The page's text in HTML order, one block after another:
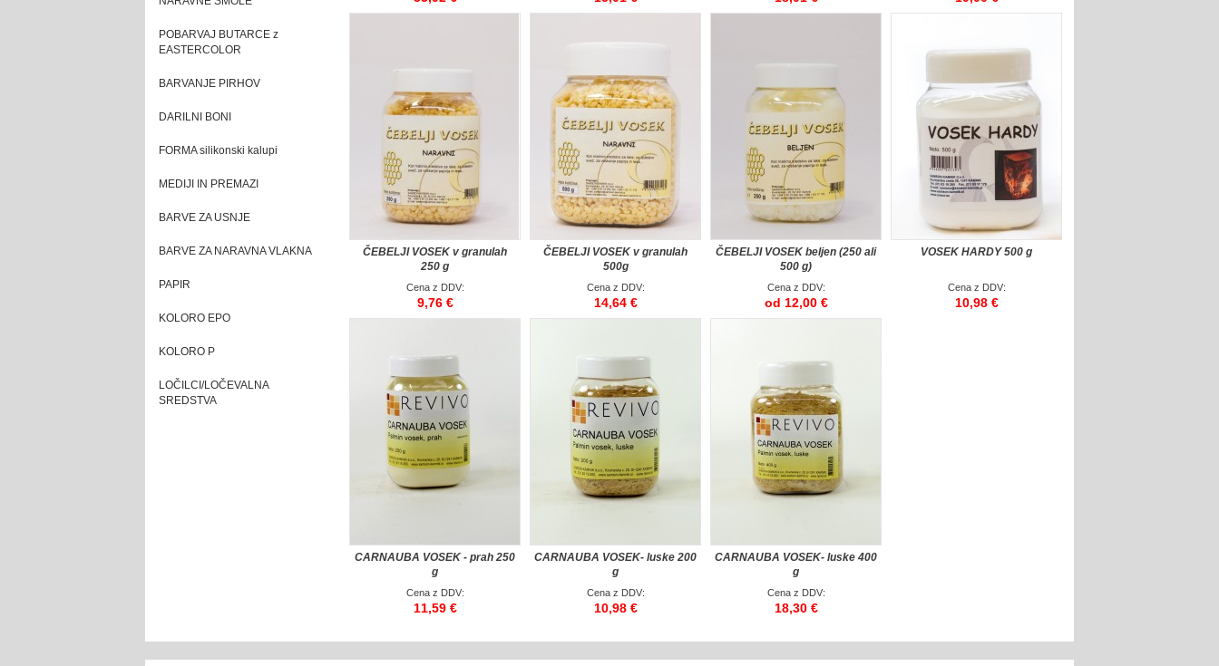
POBARVAJ BUTARCE z
EASTERCOLOR
BARVANJE PIRHOV
DARILNI BONI
FORMA silikonski kalupi
MEDIJI IN PREMAZI
BARVE ZA USNJE
BARVE ZA NARAVNA VLAKNA
PAPIR
KOLORO EPO
KOLORO P
LOČILCI/LOČEVALNA
SREDSTVA
ČEBELJI VOSEK v granulah
250 g
Cena z DDV:
9,76 €
ČEBELJI VOSEK v granulah
500g
Cena z DDV:
14,64 €
ČEBELJI VOSEK beljen (250 ali
500 g)
Cena z DDV:
od 12,00 €
VOSEK HARDY 500 g
Cena z DDV:
10,98 €
CARNAUBA VOSEK - prah 250
g
Cena z DDV:
11,59 €
CARNAUBA VOSEK- luske 200
g
Cena z DDV:
10,98 €
CARNAUBA VOSEK- luske 400
g
Cena z DDV:
18,30 €